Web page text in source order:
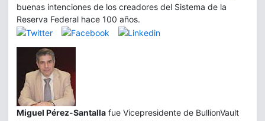
buenas intenciones de los creadores del Sistema de la
Reserva Federal hace 100 años.
Miguel Pérez-Santalla fue Vicepresidente de BullionVault